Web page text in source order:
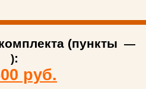
(пункты —
):
руб.